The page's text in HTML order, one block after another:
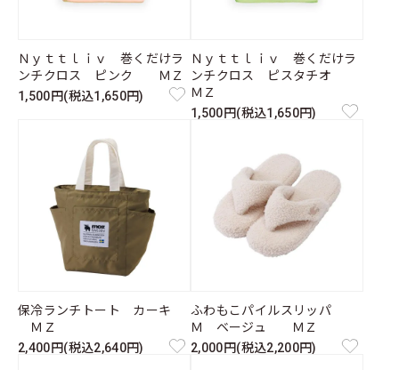
Ｎｙｔｔｌｉｖ 巻くだけラ
ンチクロス ピンク ＭＺ
1,500円(税込1,650円)
Ｎｙｔｔｌｉｖ 巻くだけラ
ンチクロス ピスタチオ
ＭＺ
1,500円(税込1,650円)
保冷ランチトート カーキ
ＭＺ
2,400円(税込2,640円)
ふわもこパイルスリッパ
Ｍ ベージュ ＭＺ
2,000円(税込2,200円)